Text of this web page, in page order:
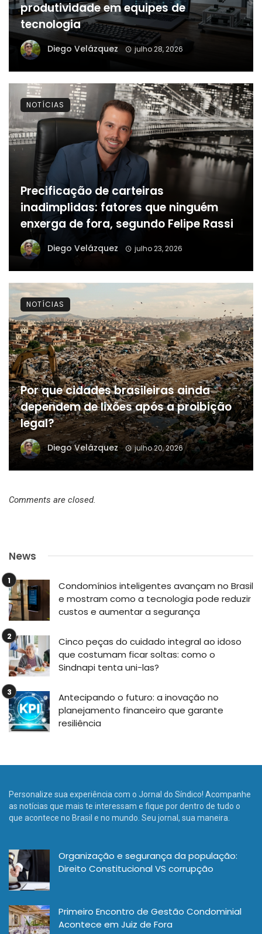
produtividade em equipes de
tecnologia
Diego Velázquez julho 28, 2026
Precificação de carteiras
inadimplidas: fatores que ninguém
enxerga de fora, segundo Felipe Rassi
Diego Velázquez julho 23, 2026
NOTÍCIAS
Por que cidades brasileiras ainda
dependem de lixões após a proibição
legal?
Diego Velázquez julho 20, 2026
NOTÍCIAS
Comments are closed.
News
Condomínios inteligentes avançam no Brasil
e mostram como a tecnologia pode reduzir
custos e aumentar a segurança
Cinco peças do cuidado integral ao idoso
que costumam ficar soltas: como o
Sindnapi tenta uni-las?
Antecipando o futuro: a inovação no
planejamento financeiro que garante
resiliência
Personalize sua experiência com o Jornal do Síndico! Acompanhe
as notícias que mais te interessam e fique por dentro de tudo o
que acontece no Brasil e no mundo. Seu jornal, sua maneira.
Organização e segurança da população:
Direito Constitucional VS corrupção
Primeiro Encontro de Gestão Condominial
Acontece em Juiz de Fora